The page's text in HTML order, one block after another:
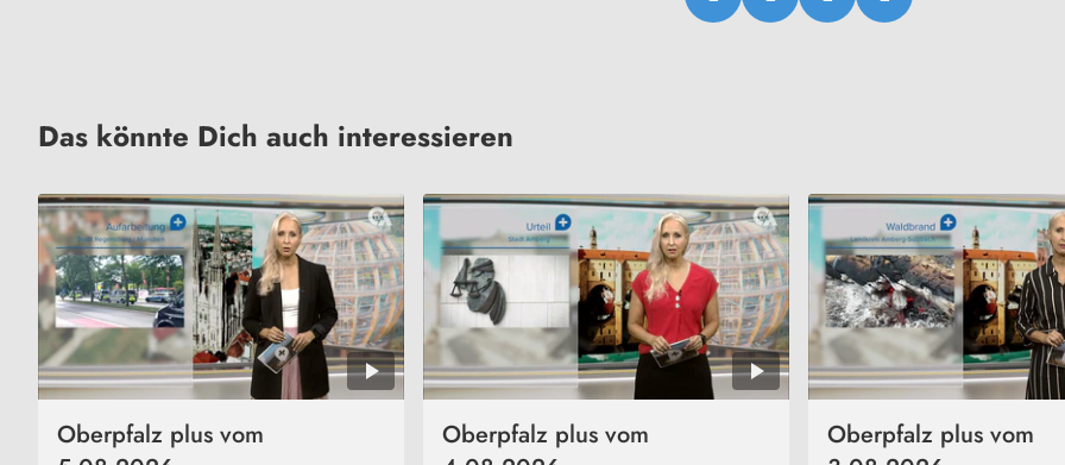
Das könnte Dich auch interessieren
Oberpfalz plus vom
Oberpfalz plus vom
Oberpfalz plus vom